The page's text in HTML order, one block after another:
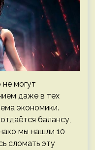
могут
даже в тех
экономики.
балансу,
мы нашли 10
сломать эту